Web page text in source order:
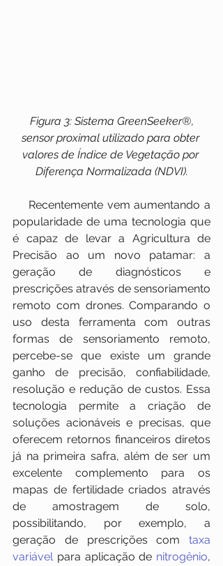
sensor proximal utilizado para obter
valores de Índice de Vegetação por
Diferença Normalizada (NDVI).
popularidade de uma tecnologia que
é capaz de levar a Agricultura de
Precisão ao um novo patamar: a
geração de diagnósticos e
prescrições através de sensoriamento
remoto com drones. Comparando o
uso desta ferramenta com outras
formas de sensoriamento remoto,
percebe-se que existe um grande
ganho de precisão, confiabilidade,
resolução e redução de custos. Essa
tecnologia permite a criação de
soluções acionáveis e precisas, que
oferecem retornos financeiros diretos
já na primeira safra, além de ser um
excelente complemento para os
mapas de fertilidade criados através
de amostragem de solo,
possibilitando, por exemplo, a
geração de prescrições com taxa
variável para aplicação de nitrogênio,